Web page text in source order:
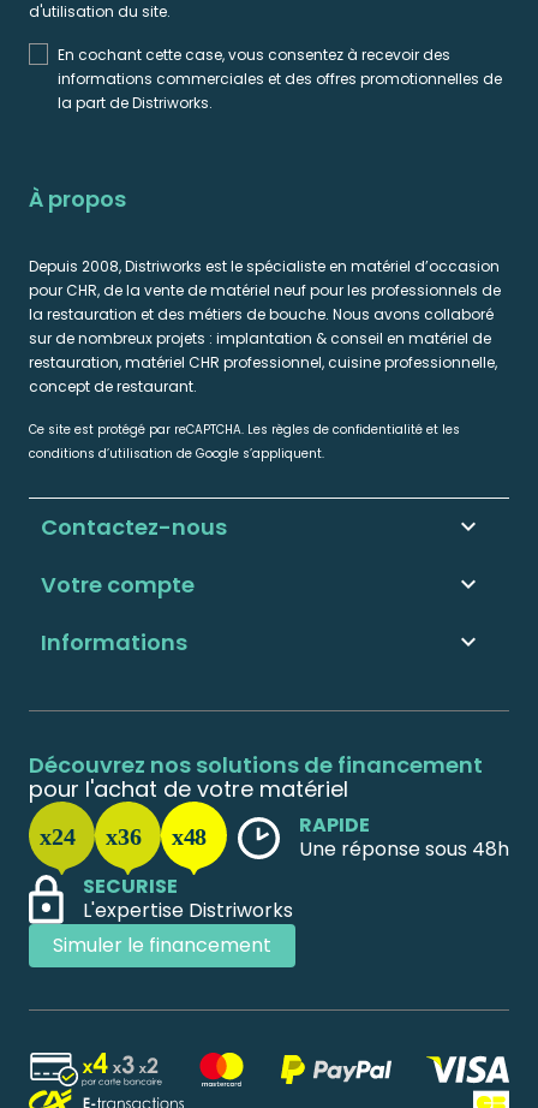
d'utilisation du site.
En cochant cette case, vous consentez à recevoir des
informations commerciales et des offres promotionnelles de
la part de Distriworks.
À propos
Depuis 2008, Distriworks est le spécialiste en matériel d’occasion
pour CHR, de la vente de matériel neuf pour les professionnels de
la restauration et des métiers de bouche. Nous avons collaboré
sur de nombreux projets : implantation & conseil en matériel de
restauration, matériel CHR professionnel, cuisine professionnelle,
concept de restaurant.
Ce site est protégé par reCAPTCHA. Les règles de confidentialité et les
conditions d’utilisation de Google s’appliquent.
Informations 
Votre compte 
Contactez-nous keyboard_arrow_down
Découvrez nos solutions de financement
pour l'achat de votre matériel
RAPIDE
Une réponse sous 48h
SECURISE
L'expertise Distriworks
Simuler le financement